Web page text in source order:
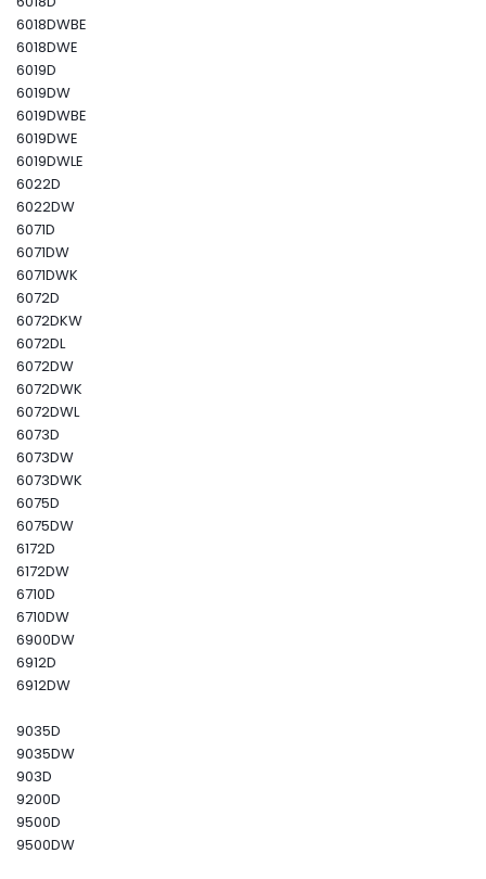
6018DWBE
6018DWE
6019D
6019DW
6019DWBE
6019DWE
6019DWLE
6022D
6022DW
6071D
6071DW
6071DWK
6072D
6072DKW
6072DL
6072DW
6072DWK
6072DWL
6073D
6073DW
6073DWK
6075D
6075DW
6172D
6172DW
6710D
6710DW
6900DW
6912D
6912DW
9035D
9035DW
903D
9200D
9500D
9500DW